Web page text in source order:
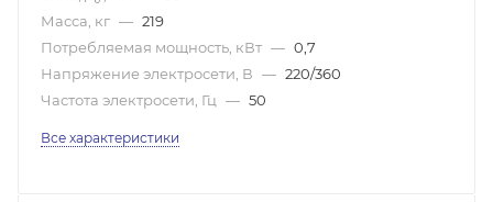
Масса, кг — 219
Потребляемая мощность, кВт — 0,7
Напряжение электросети, В — 220/360
Частота электросети, Гц — 50
Все характеристики